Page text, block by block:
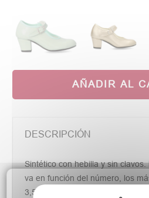
AÑADIR AL
DESCRIPCIÓN
Sintético con hebilla y sin
va en función del número, los
3,5 cm y las tallas más grandes 5